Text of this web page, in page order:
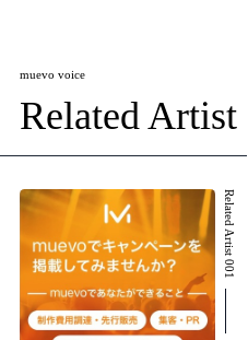
muevo voice
Related Artist
Related Artist 001